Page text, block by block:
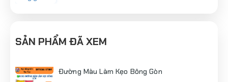
SẢN PHẨM ĐÃ XEM
Đường Màu Làm Kẹo Bông Gòn